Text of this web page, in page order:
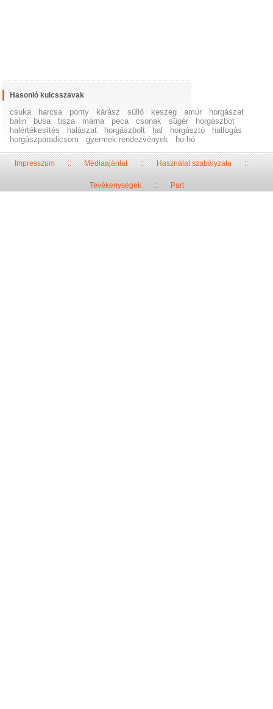
Hasonló kulcsszavak
csuka harcsa ponty kárász süllő keszeg amúr
horgászat
balin
busa tisza márna peca csonak sügér
horgászbot
halértékesítés
halászat horgászbolt hal horgásztó
halfogás
horgászparadicsom
gyermek rendezvények ho-hó
Impresszum::Médiaajánlat::Használat szabályzata::
Tevékenységek:: Part